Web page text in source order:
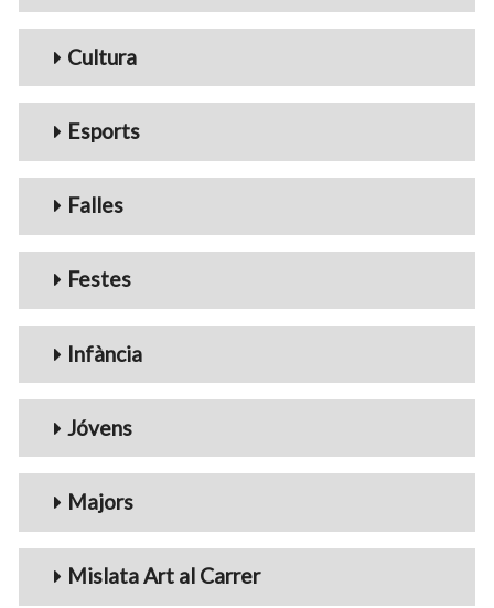
Cultura
Esports
Falles
Festes
Infància
Jóvens
Majors
Mislata Art al Carrer